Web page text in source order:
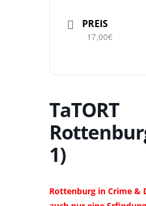
PREIS
17,00€
TaTORT
1)
Rottenburg in Crime &